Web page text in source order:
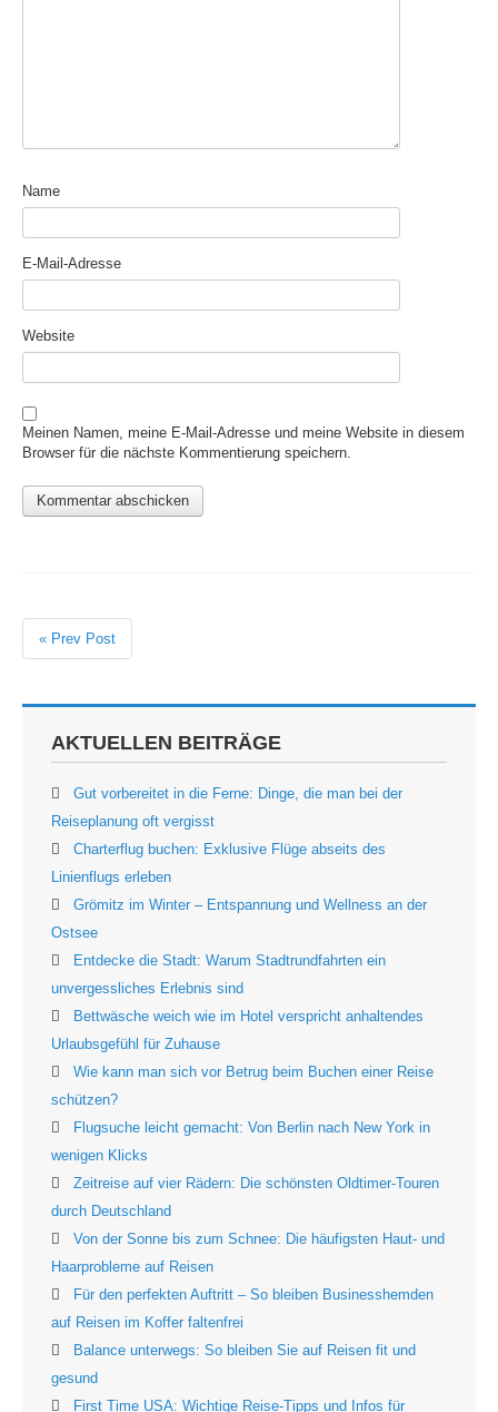
Name
E-Mail-Adresse
Website
Meinen Namen, meine E-Mail-Adresse und meine Website in diesem
Browser für die nächste Kommentierung speichern.
« Prev Post
AKTUELLEN BEITRÄGE
Gut vorbereitet in die Ferne: Dinge, die man bei der
Reiseplanung oft vergisst
Charterflug buchen: Exklusive Flüge abseits des
Linienflugs erleben
Grömitz im Winter – Entspannung und Wellness an der
Ostsee
Entdecke die Stadt: Warum Stadtrundfahrten ein
unvergessliches Erlebnis sind
Bettwäsche weich wie im Hotel verspricht anhaltendes
Urlaubsgefühl für Zuhause
Wie kann man sich vor Betrug beim Buchen einer Reise
schützen?
Flugsuche leicht gemacht: Von Berlin nach New York in
wenigen Klicks
Zeitreise auf vier Rädern: Die schönsten Oldtimer-Touren
durch Deutschland
Von der Sonne bis zum Schnee: Die häufigsten Haut- und
Haarprobleme auf Reisen
Für den perfekten Auftritt – So bleiben Businesshemden
auf Reisen im Koffer faltenfrei
Balance unterwegs: So bleiben Sie auf Reisen fit und
gesund
First Time USA: Wichtige Reise-Tipps und Infos für